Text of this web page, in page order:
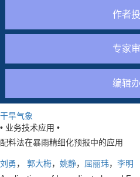
作者
专家
编辑
干旱气象
• 业务技术应用 •
配料法在暴雨精细化预报中的应用
刘勇， 郭大梅， 姚静， 屈丽玮， 李明